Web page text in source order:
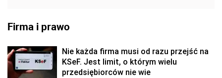
Firma i prawo
Nie każda firma musi od razu przejść na
KSeF. Jest limit, o którym wielu
przedsiębiorców nie wie